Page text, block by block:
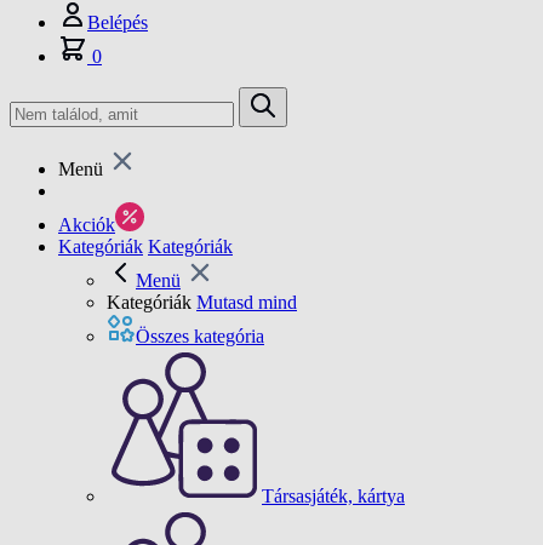
Belépés
0
Menü
Akciók
Kategóriák Kategóriák
Menü
Kategóriák Mutasd mind
Összes kategória
Társasjáték, kártya